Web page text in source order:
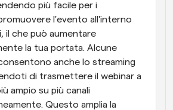
più facile per i
l'evento all'interno
il che può aumentare
la tua portata. Alcune
anche lo streaming
di trasmettere il webinar a
ampio su più canali
Questo amplia la